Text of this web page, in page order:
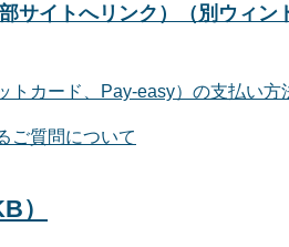
サイトへリンク）（別ウィン
トカード、Pay-easy）の支払い方
ご質問について
）